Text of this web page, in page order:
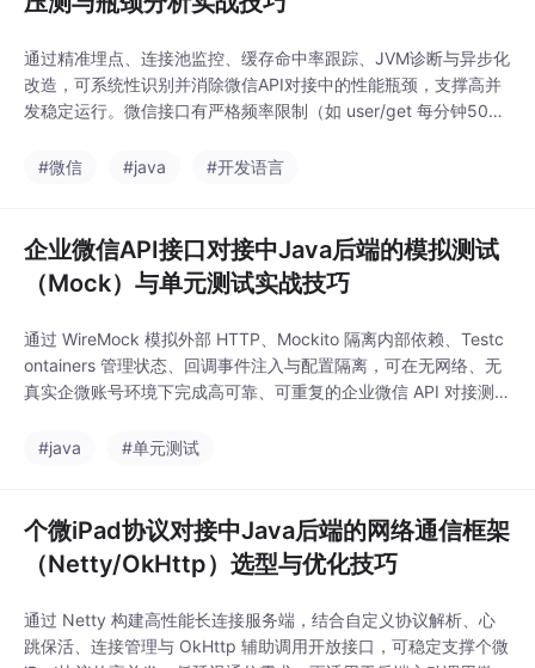
通过精准埋点、连接池监控、缓存命中率跟踪、JVM诊断与异步化
改造，可系统性识别并消除微信API对接中的性能瓶颈，支撑高并
发稳定运行。微信接口有严格频率限制（如 user/get 每分钟500
时查看活跃连接数。
#微信 #java #开发语言
企业微信API接口对接中Java后端的模拟测试
（Mock）与单元测试实战技巧
通过 WireMock 模拟外部 HTTP、Mockito 隔离内部依赖、Testc
ontainers 管理状态、回调事件注入与配置隔离，可在无网络、无
真实企微账号环境下完成高可靠、可重复的企业微信 API 对接测
试、回调解析）覆盖率达 90% 以上。直接调用真实接口会导致：
#java #单元测试
个微iPad协议对接中Java后端的网络通信框架
（Netty/OkHttp）选型与优化技巧
通过 Netty 构建高性能长连接服务端，结合自定义协议解析、心
跳保活、连接管理与 OkHttp 辅助调用开放接口，可稳定支撑个微